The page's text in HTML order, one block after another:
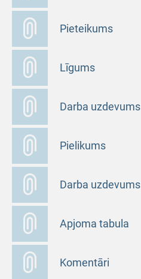
Pieteikums
Līgums
Darba uzdevums
Pielikums
Darba uzdevums
Apjoma tabula
Komentāri